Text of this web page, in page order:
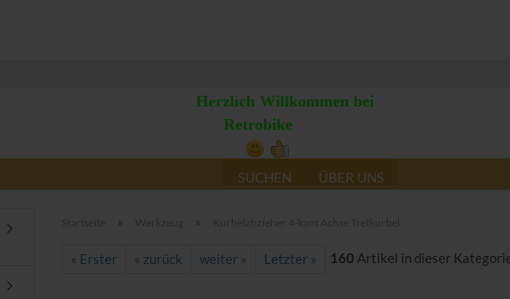
Herzlich Willkommen bei
Retrobike
SUCHEN ÜBER UNS
» »
« Erster « zurück weiter » Letzter » 160 Artikel in dieser